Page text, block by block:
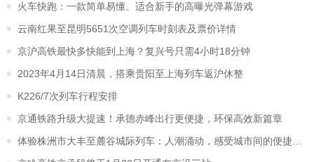
火车快跑：一款简单易懂、适合新手的高曝光弹幕游戏
云南红果至昆明5651次空调列车时刻表及票价详情
京沪高铁最快多快能到上海？复兴号只需4小时18分钟
2023年4月14日清晨，搭乘贵阳至上海列车返沪休整
K226/7次列车行程安排
京通铁路升级大提速！承德赤峰出行更便捷，环保高效新篇章
体验株洲市大丰至麓谷城际列车：人潮涌动，感受城市间的便捷交通